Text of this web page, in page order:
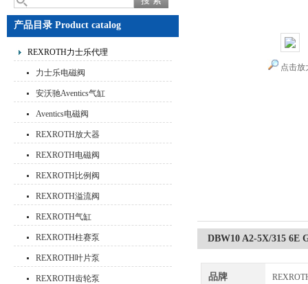
产品目录 Product catalog
REXROTH力士乐代理
力士乐电磁阀
安沃驰Aventics气缸
Aventics电磁阀
REXROTH放大器
REXROTH电磁阀
REXROTH比例阀
REXROTH溢流阀
REXROTH气缸
REXROTH柱赛泵
REXROTH叶片泵
REXROTH齿轮泵
点击放
DBW10 A2-5X/315 6E
品牌